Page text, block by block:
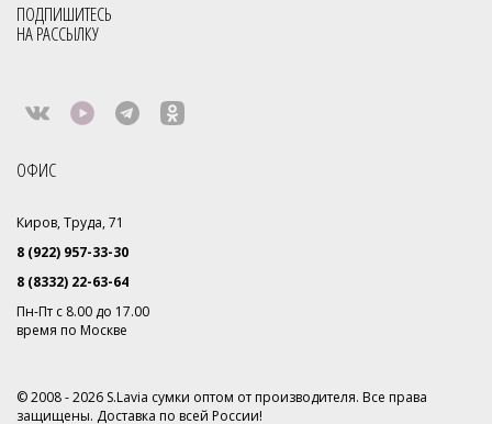
Сумки оптом от производителя
Сумки производство Россия
Сумки натуральная кожа оптом
Итальянские сумки из натуральной кожи оптом
Smart Casual Коллекция Business Распродажа
ПОДПИШИТЕСЬ
НА РАССЫЛКУ
ОФИС
Киров, Труда, 71
8 (922) 957-33-30
8 (8332) 22-63-64
Пн-Пт с 8.00 до 17.00
время по Москве
© 2008 - 2026 S.Lavia сумки оптом от производителя. Все права
защищены. Доставка по всей России!